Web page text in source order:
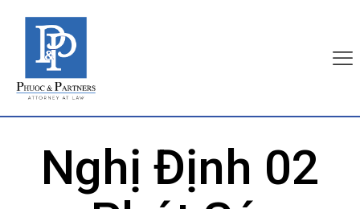
Nghị Định 02